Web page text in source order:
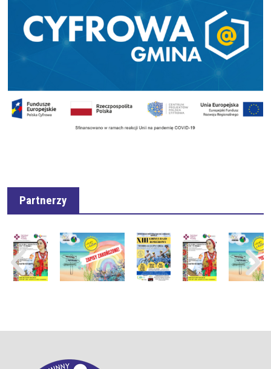
Partnerzy